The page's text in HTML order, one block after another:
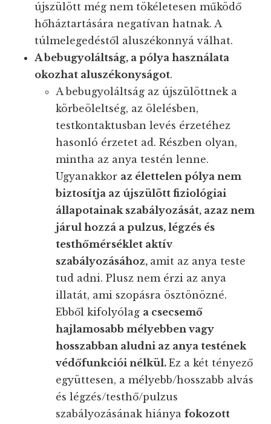
újszülött még nem tökéletesen működő
hőháztartására negatívan hatnak. A
túlmelegedéstől aluszékonnyá válhat.
A bebugyoláltság, a pólya használata
okozhat aluszékonyságot.
A bebugyoláltság az újszülöttnek a
körbeöleltség, az ölelésben,
testkontaktusban levés érzetéhez
hasonló érzetet ad. Részben olyan,
mintha az anya testén lenne.
Ugyanakkor az élettelen pólya nem
biztosítja az újszülött fiziológiai
állapotainak szabályozását, azaz nem
járul hozzá a pulzus, légzés és
testhőmérséklet aktív
szabályozásához, amit az anya teste
tud adni. Plusz nem érzi az anya
illatát, ami szopásra ösztönözné.
Ebből kifolyólag a csecsemő
hajlamosabb mélyebben vagy
hosszabban aludni az anya testének
védőfunkciói nélkül.Ez a két tényező
együttesen, a mélyebb/hosszabb alvás
és légzés/testhő/pulzus
szabályozásának hiányafokozott